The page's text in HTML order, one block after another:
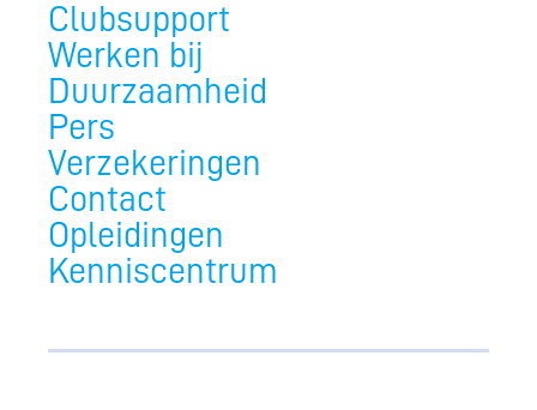
Clubsupport
Werken bij
Duurzaamheid
Pers
Verzekeringen
Contact
Opleidingen
Kenniscentrum